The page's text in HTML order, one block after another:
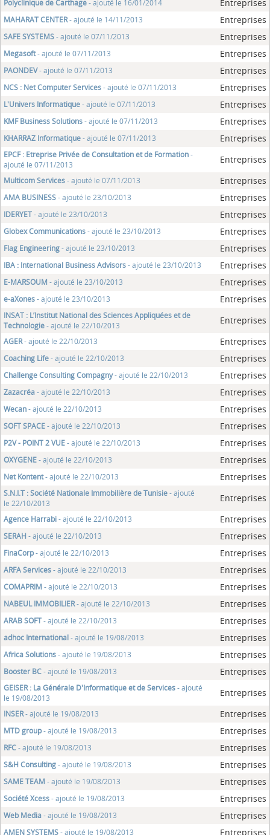
Polyclinique de Carthage- ajouté le 16/01/2014 Entreprises
MAHARAT CENTER- ajouté le 14/11/2013 Entreprises
SAFE SYSTEMS- ajouté le 07/11/2013 Entreprises
Megasoft- ajouté le 07/11/2013 Entreprises
PAONDEV- ajouté le 07/11/2013 Entreprises
NCS : Net Computer Services- ajouté le 07/11/2013 Entreprises
L'Univers Informatique- ajouté le 07/11/2013 Entreprises
KMF Business Solutions- ajouté le 07/11/2013 Entreprises
KHARRAZ Informatique- ajouté le 07/11/2013 Entreprises
EPCF : Etreprise Privée de Consultation et de Formation-
ajouté le 07/11/2013
Entreprises
Multicom Services- ajouté le 07/11/2013 Entreprises
AMA BUSINESS- ajouté le 23/10/2013 Entreprises
IDERYET- ajouté le 23/10/2013 Entreprises
Globex Communications- ajouté le 23/10/2013 Entreprises
Flag Engineering- ajouté le 23/10/2013 Entreprises
IBA : International Business Advisors- ajouté le 23/10/2013 Entreprises
E-MARSOUM - ajouté le 23/10/2013 Entreprises
e-aXones- ajouté le 23/10/2013 Entreprises
INSAT : L’Institut National des Sciences Appliquées et de
Technologie- ajouté le 22/10/2013 Entreprises
AGER- ajouté le 22/10/2013 Entreprises
Coaching Life- ajouté le 22/10/2013 Entreprises
Challenge Consulting Compagny- ajouté le 22/10/2013 Entreprises
Zazacréa- ajouté le 22/10/2013 Entreprises
Wecan- ajouté le 22/10/2013 Entreprises
SOFT SPACE- ajouté le 22/10/2013 Entreprises
P2V - POINT 2 VUE- ajouté le 22/10/2013 Entreprises
OXYGENE- ajouté le 22/10/2013 Entreprises
Net Kontent- ajouté le 22/10/2013 Entreprises
S.N.I.T : Société Nationale Immobilière de Tunisie- ajouté
le 22/10/2013
Entreprises
Agence Harrabi- ajouté le 22/10/2013 Entreprises
SERAH- ajouté le 22/10/2013 Entreprises
FinaCorp- ajouté le 22/10/2013 Entreprises
ARFA Services- ajouté le 22/10/2013 Entreprises
COMAPRIM - ajouté le 22/10/2013 Entreprises
NABEUL IMMOBILIER- ajouté le 22/10/2013 Entreprises
ARAB SOFT- ajouté le 22/10/2013 Entreprises
adhoc International- ajouté le 19/08/2013 Entreprises
Africa Solutions- ajouté le 19/08/2013 Entreprises
Booster BC- ajouté le 19/08/2013 Entreprises
GEISER : La Générale D'Informatique et de Services- ajouté
le 19/08/2013
Entreprises
INSER- ajouté le 19/08/2013 Entreprises
MTD group- ajouté le 19/08/2013 Entreprises
RFC- ajouté le 19/08/2013 Entreprises
S&H Consulting- ajouté le 19/08/2013 Entreprises
SAME TEAM - ajouté le 19/08/2013 Entreprises
Société Xcess- ajouté le 19/08/2013 Entreprises
Web Media- ajouté le 19/08/2013 Entreprises
AMEN SYSTEMS- ajouté le 19/08/2013 Entreprises